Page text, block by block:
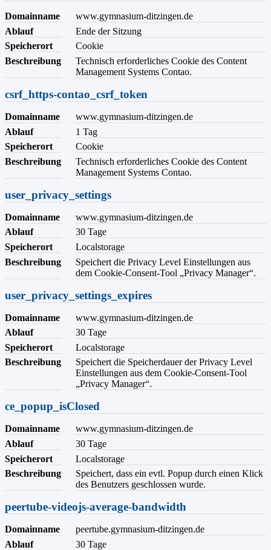
Domainname
www.gymnasium-ditzingen.de
Ablauf
Ende der Sitzung
Speicherort
Cookie
Beschreibung
Technisch erforderliches Cookie des Content
Management Systems Contao.
csrf_https-contao_csrf_token
Domainname
www.gymnasium-ditzingen.de
Ablauf
1 Tag
Speicherort
Cookie
Beschreibung
Technisch erforderliches Cookie des Content
Management Systems Contao.
user_privacy_settings
Domainname
www.gymnasium-ditzingen.de
Ablauf
30 Tage
Speicherort
Localstorage
Beschreibung
Speichert die Privacy Level Einstellungen aus
dem Cookie-Consent-Tool „Privacy Manager“.
user_privacy_settings_expires
Domainname
www.gymnasium-ditzingen.de
Ablauf
30 Tage
Speicherort
Localstorage
Beschreibung
Speichert die Speicherdauer der Privacy Level
Einstellungen aus dem Cookie-Consent-Tool
„Privacy Manager“.
ce_popup_isClosed
Domainname
www.gymnasium-ditzingen.de
Ablauf
30 Tage
Speicherort
Localstorage
Beschreibung
Speichert, dass ein evtl. Popup durch einen Klick
des Benutzers geschlossen wurde.
peertube-videojs-average-bandwidth
Domainname
peertube.gymnasium-ditzingen.de
Ablauf
30 Tage